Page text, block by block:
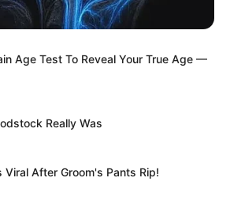
sur l’antenne de France 3.
Age Test To Reveal Your True Age —
Really Was
Viral After Groom's Pants Rip!